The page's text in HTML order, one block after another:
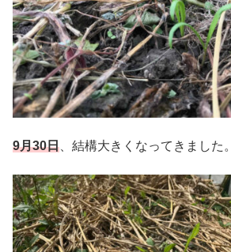
9月30日 、結構大きくなってきました。